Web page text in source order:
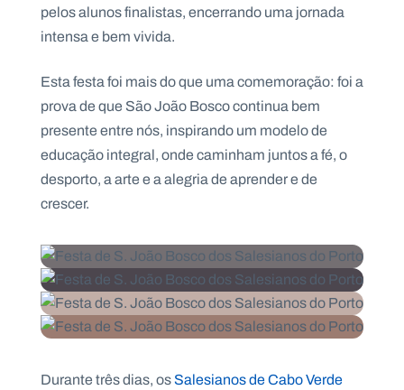
pelos alunos finalistas, encerrando uma jornada
intensa e bem vivida.
Esta festa foi mais do que uma comemoração: foi a
prova de que São João Bosco continua bem
presente entre nós, inspirando um modelo de
educação integral, onde caminham juntos a fé, o
desporto, a arte e a alegria de aprender e de
crescer.
Durante três dias, osSalesianos de Cabo Verde